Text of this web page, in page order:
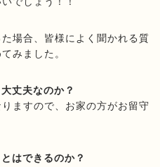
場合、皆様によく聞かれる質
みました。
丈夫なのか？
ますので、お家の方がお留守
はできるのか？